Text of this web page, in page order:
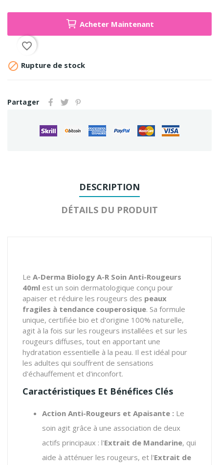
Acheter Maintenant
favorite_border
 Rupture de stock
Partager
DESCRIPTION
DÉTAILS DU PRODUIT
Le A-Derma Biology A-R Soin Anti-Rougeurs
40ml est un soin dermatologique conçu pour
apaiser et réduire les rougeurs des peaux
fragiles à tendance couperosique. Sa formule
unique, certifiée bio et d'origine 100% naturelle,
agit à la fois sur les rougeurs installées et sur les
rougeurs diffuses, tout en apportant une
hydratation essentielle à la peau. Il est idéal pour
les adultes qui souffrent de sensations
d'échauffement et d'inconfort.
Caractéristiques Et Bénéfices Clés
Action Anti-Rougeurs et Apaisante : Le
soin agit grâce à une association de deux
actifs principaux : l'Extrait de Mandarine, qui
aide à atténuer les rougeurs, et l'Extrait de